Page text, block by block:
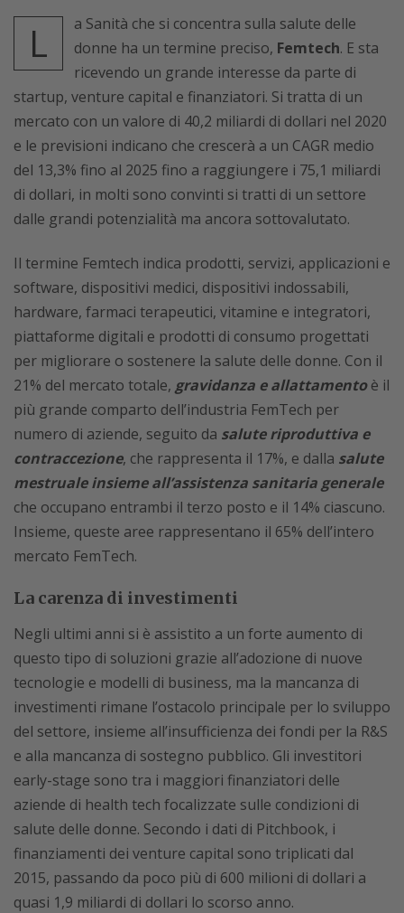
L
a Sanità che si concentra sulla salute delle
donne ha un termine preciso, Femtech. E sta
ricevendo un grande interesse da parte di
startup, venture capital e finanziatori. Si tratta di un
mercato con un valore di 40,2 miliardi di dollari nel 2020
e le previsioni indicano che crescerà a un CAGR medio
del 13,3% fino al 2025 fino a raggiungere i 75,1 miliardi
di dollari, in molti sono convinti si tratti di un settore
dalle grandi potenzialità ma ancora sottovalutato.
Il termine Femtech indica prodotti, servizi, applicazioni e
software, dispositivi medici, dispositivi indossabili,
hardware, farmaci terapeutici, vitamine e integratori,
piattaforme digitali e prodotti di consumo progettati
per migliorare o sostenere la salute delle donne. Con il
21% del mercato totale, gravidanza e allattamentoè il
più grande comparto dell’industria FemTech per
numero di aziende, seguito da salute riproduttiva e
contraccezione, che rappresenta il 17%, e dalla salute
mestruale insieme all’assistenza sanitaria generale
che occupano entrambi il terzo posto e il 14% ciascuno.
Insieme, queste aree rappresentano il 65% dell’intero
mercato FemTech.
La carenza di investimenti
Negli ultimi anni si è assistito a un forte aumento di
questo tipo di soluzioni grazie all’adozione di nuove
tecnologie e modelli di business, ma la mancanza di
investimenti rimane l’ostacolo principale per lo sviluppo
del settore, insieme all’insufficienza dei fondi per la R&S
e alla mancanza di sostegno pubblico. Gli investitori
early-stage sono tra i maggiori finanziatori delle
aziende di health tech focalizzate sulle condizioni di
salute delle donne. Secondo i dati di Pitchbook, i
finanziamenti dei venture capital sono triplicati dal
2015, passando da poco più di 600 milioni di dollari a
quasi 1,9 miliardi di dollari lo scorso anno.